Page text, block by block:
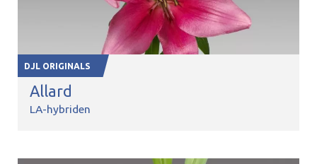
DJL ORIGINALS
Allard
LA-hybriden